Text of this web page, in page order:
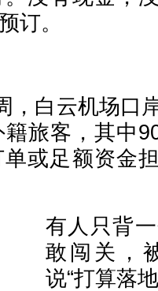
订。
，白云机场口
旅客，其中
或足额资金
有人只背
敢闯关，
说“打算落